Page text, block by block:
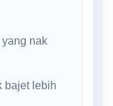
nak
lebih